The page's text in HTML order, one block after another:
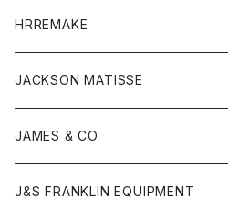
コート
ウォレット
ストール
キッズ
Tシャツ
グッズ
アンダーウェア
靴
トップス
カーディガン
ボトム
カーディガン
コート
キッズ
Tシャツ
ロンパース
グッズ
靴
ストール
トップス
カットソー
ボトム
ブラウス
ワンピース
HRREMAKE
バック
キッズ
トレーナー
トップス
JACKSON MATISSE
Tシャツ
帽子
JAMES & CO
ボトム
J&S FRANKLIN EQUIPMENT